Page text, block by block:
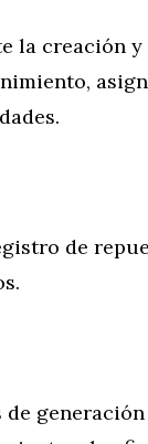
la creación
de